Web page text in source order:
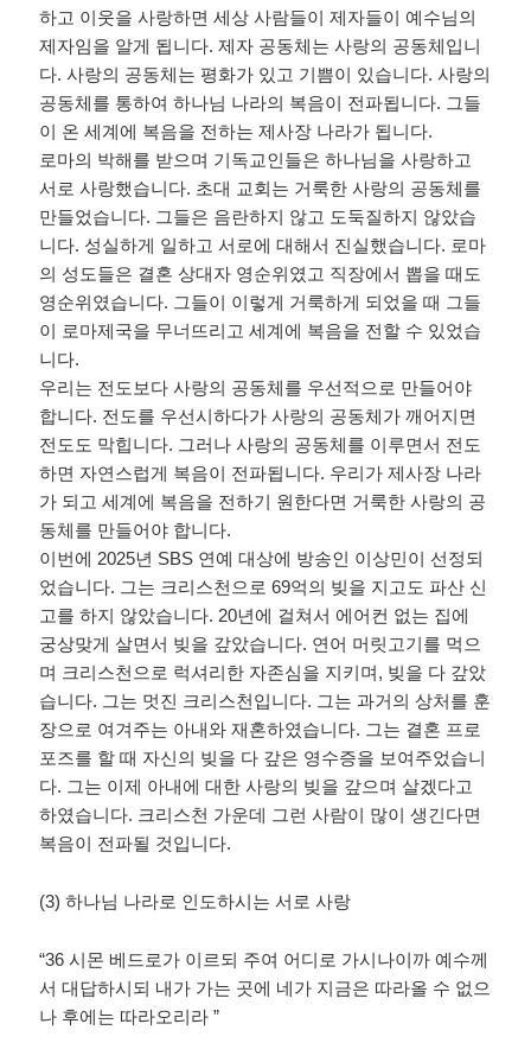
하고 이웃을 사랑하면 세상 사람들이 제자들이 예수님의
제자임을 알게 됩니다.제자 공동체는 사랑의 공동체입니
다.사랑의 공동체는 평화가 있고 기쁨이 있습니다.사랑의
공동체를 통하여 하나님 나라의 복음이 전파됩니다. 그들
이 온 세계에 복음을 전하는 제사장 나라가 됩니다.
로마의 박해를 받으며 기독교인들은 하나님을 사랑하고
서로 사랑했습니다. 초대 교회는 거룩한 사랑의 공동체를
만들었습니다. 그들은 음란하지 않고 도둑질하지 않았습
니다. 성실하게 일하고 서로에 대해서 진실했습니다. 로마
의 성도들은 결혼 상대자 영순위였고 직장에서 뽑을 때도
영순위였습니다. 그들이 이렇게 거룩하게 되었을 때 그들
이 로마제국을 무너뜨리고 세계에 복음을 전할 수 있었습
니다.
우리는 전도보다 사랑의 공동체를 우선적으로 만들어야
합니다. 전도를 우선시하다가 사랑의 공동체가 깨어지면
전도도 막힙니다. 그러나 사랑의 공동체를 이루면서 전도
하면 자연스럽게 복음이 전파됩니다. 우리가 제사장 나라
가 되고 세계에 복음을 전하기 원한다면 거룩한 사랑의 공
동체를 만들어야 합니다.
이번에 2025년 SBS 연예 대상에 방송인 이상민이 선정되
었습니다. 그는 크리스천으로69억의 빚을 지고도 파산 신
고를 하지 않았습니다. 20년에 걸쳐서 에어컨 없는 집에
궁상맞게 살면서 빚을 갚았습니다. 연어 머릿고기를 먹으
며 크리스천으로 럭셔리한 자존심을 지키며 , 빚을 다 갚았
습니다. 그는 멋진 크리스천입니다. 그는 과거의 상처를 훈
장으로 여겨주는 아내와 재혼하였습니다. 그는 결혼 프로
포즈를 할 때 자신의 빚을 다 갚은 영수증을 보여주었습니
다. 그는 이제 아내에 대한 사랑의 빚을 갚으며 살겠다고
하였습니다. 크리스천 가운데 그런 사람이 많이 생긴다면
복음이 전파될 것입니다.
(3)하나님 나라로 인도하시는 서로 사랑
“36시몬 베드로가 이르되 주여 어디로 가시나이까 예수께
서 대답하시되 내가 가는 곳에 네가 지금은 따라올 수 없으
나 후에는 따라오리라”